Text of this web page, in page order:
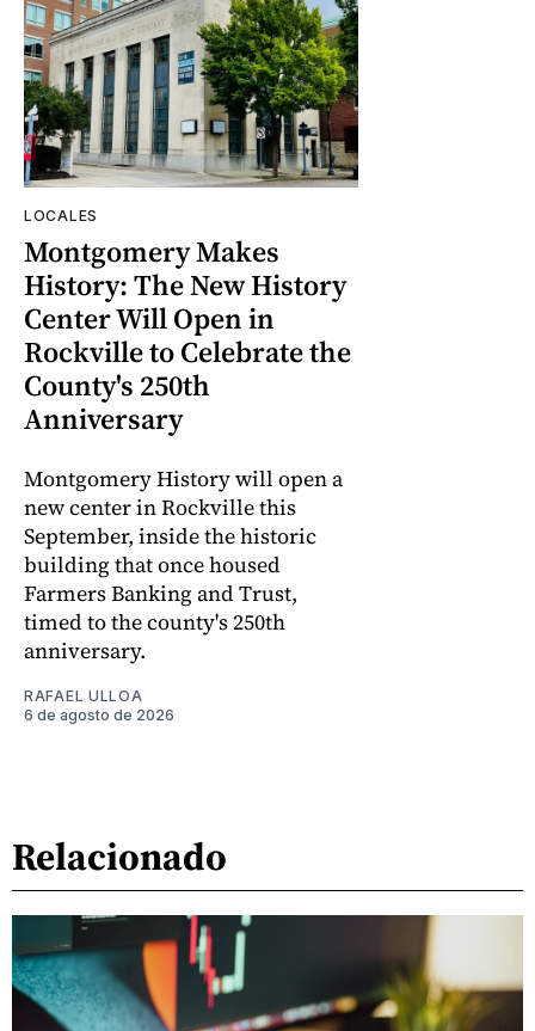
LOCALES
Montgomery Makes
History: The New History
Center Will Open in
Rockville to Celebrate the
County's 250th
Anniversary
Montgomery History will open a
new center in Rockville this
September, inside the historic
building that once housed
Farmers Banking and Trust,
timed to the county's 250th
anniversary.
RAFAEL ULLOA
6 de agosto de 2026
Relacionado